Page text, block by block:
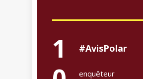
1 #AvisPolar
enquêteur